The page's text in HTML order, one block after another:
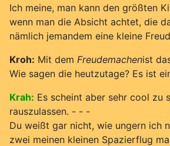
Ich meine, man kann den größten
wenn man die Absicht achtet, die
nämlich jemandem eine kleine
Kroh: Mit dem Freudemachenist
Wie sagen die heutzutage? Es ist
Krah: Es scheint aber sehr cool zu
rauszulassen. - - -
Du weißt gar nicht, wie ungern ich
zwei meinen kleinen Spazierflug